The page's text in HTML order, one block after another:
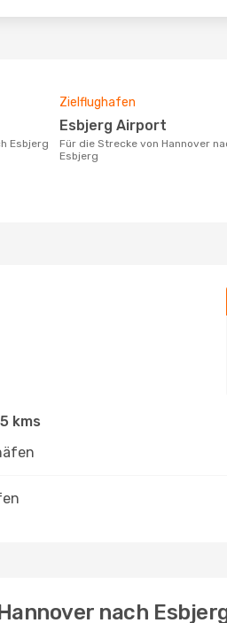
Esbjerg
Zielflughafen
Esbjerg Airport
Für die Strecke von Hannover nach
Esbjerg
kms
nach